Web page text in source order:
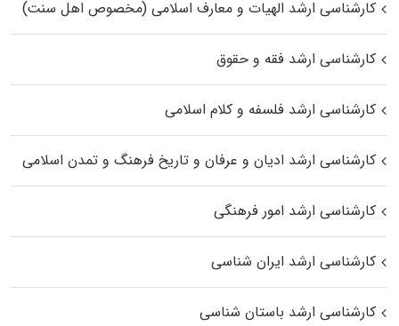
کارشناسی ارشد الهیات و معارف اسلامی (مخصوص اهل سنت)
کارشناسی ارشد فقه و حقوق
کارشناسی ارشد فلسفه و کلام اسلامی
کارشناسی ارشد ادیان و عرفان و تاریخ فرهنگ و تمدن اسلامی
کارشناسی ارشد امور فرهنگی
کارشناسی ارشد ایران شناسی
کارشناسی ارشد باستان شناسی